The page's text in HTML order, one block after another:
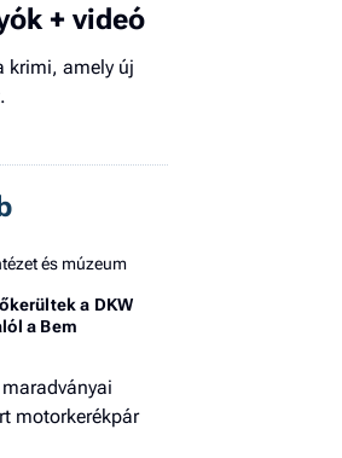
+ videó
krimi, amely új
és múzeum
a DKW
a Bem
motorkerékpár